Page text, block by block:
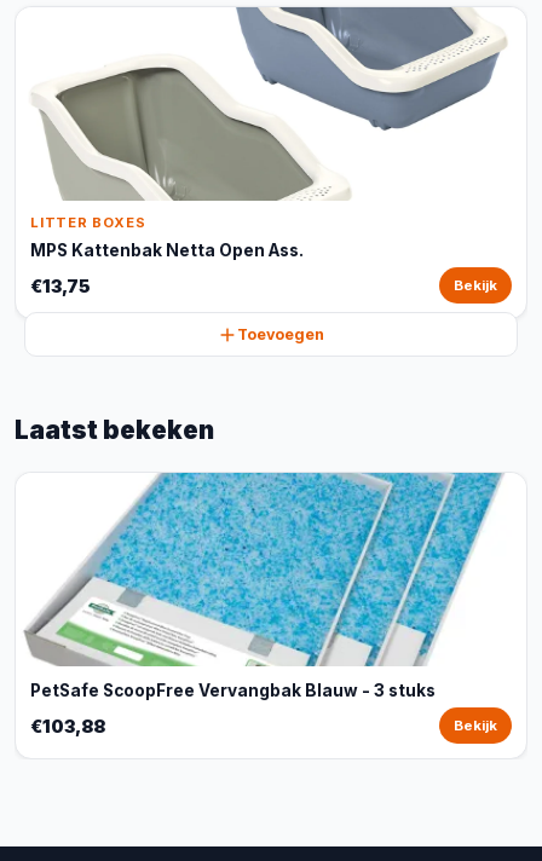
LITTER BOXES
MPS Kattenbak Netta Open Ass.
€13,75 Bekijk
Toevoegen
Laatst bekeken
PetSafe ScoopFree Vervangbak Blauw - 3 stuks
€103,88 Bekijk